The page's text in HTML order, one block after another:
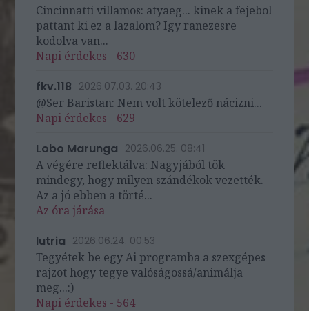
Cincinnatti villamos: atyaeg... kinek a fejebol
pattant ki ez a lazalom? Igy ranezesre
kodolva van...
Napi érdekes - 630
fkv.118 2026.07.03. 20:43
@Ser Baristan: Nem volt kötelező nácizni...
Napi érdekes - 629
Lobo Marunga 2026.06.25. 08:41
A végére reflektálva: Nagyjából tök
mindegy, hogy milyen szándékok vezették.
Az a jó ebben a törté...
Az óra járása
lutria 2026.06.24. 00:53
Tegyétek be egy Ai programba a szexgépes
rajzot hogy tegye valóságossá/animálja
meg...:)
Napi érdekes - 564